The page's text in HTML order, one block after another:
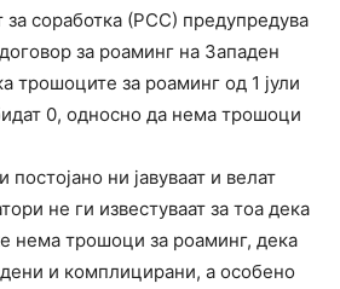
за соработка (РСС) предупредува
за роаминг на Западен
трошоците за роаминг од 1 јули
0, односно да нема трошоци
ни јавуваат и велат
не ги известуваат за тоа дека
нема трошоци за роаминг, дека
и комплицирани, а особено